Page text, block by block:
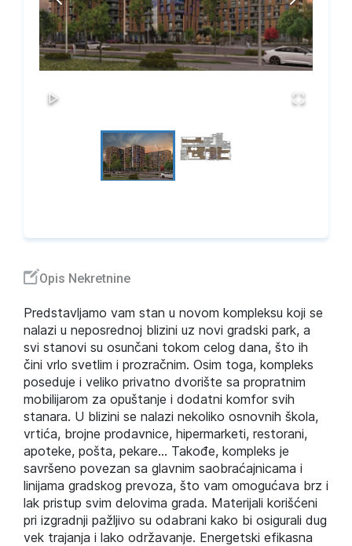
Opis Nekretnine
Predstavljamo vam stan u novom kompleksu koji se
nalazi u neposrednoj blizini uz novi gradski park, a
svi stanovi su osunčani tokom celog dana, što ih
čini vrlo svetlim i prozračnim. Osim toga, kompleks
poseduje i veliko privatno dvorište sa propratnim
mobilijarom za opuštanje i dodatni komfor svih
stanara. U blizini se nalazi nekoliko osnovnih škola,
vrtića, brojne prodavnice, hipermarketi, restorani,
apoteke, pošta, pekare… Takođe, kompleks je
savršeno povezan sa glavnim saobraćajnicama i
linijama gradskog prevoza, što vam omogućava brz i
lak pristup svim delovima grada. Materijali korišćeni
pri izgradnji pažljivo su odabrani kako bi osigurali dug
vek trajanja i lako održavanje. Energetski efikasna